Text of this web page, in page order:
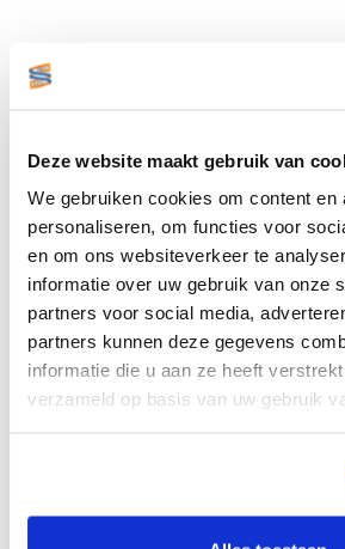
Deze website maakt gebruik van
We gebruiken cookies om content en
personaliseren, om functies voor
en om ons websiteverkeer te
informatie over uw gebruik van onze
partners voor social media,
partners kunnen deze gegevens
informatie die u aan ze heeft
verzameld op basis van uw gebruik
BESTELEENHEID: PER DOOS
Lijmsoort: Permanent
Kern: 25mm
Aantal etiketten per rol: 930
Doosinhoud: 12 rollen
Roldiameter 120mm
Perforatie tussen de etiketten
Geen (TTR) transferlint nodig!